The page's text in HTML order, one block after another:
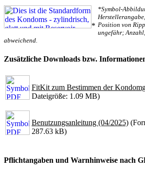
*
*Symbol-
Position von
ungefähr;
abweichend.
Zusätzliche Downloads bzw.
FitKit zum Bestimmen der
Dateigröße: 1.09 MB)
Benutzungsanleitung (04/2025)
287.63 kB)
Pflichtangaben und Warnhinweise nach